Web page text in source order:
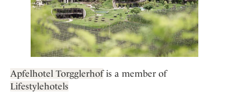
Apfelhotel Torgglerhofis a member of
Lifestylehotels